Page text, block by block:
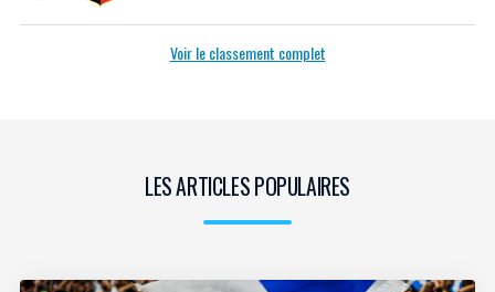
Voir le classement complet
LES ARTICLES POPULAIRES